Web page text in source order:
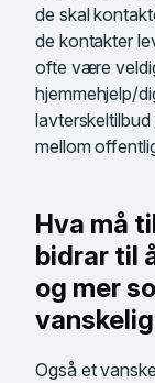
de skal
de kontakter
ofte være
hjemmehjelp/
mellom
Hva må
bidrar til
og mer
Også et